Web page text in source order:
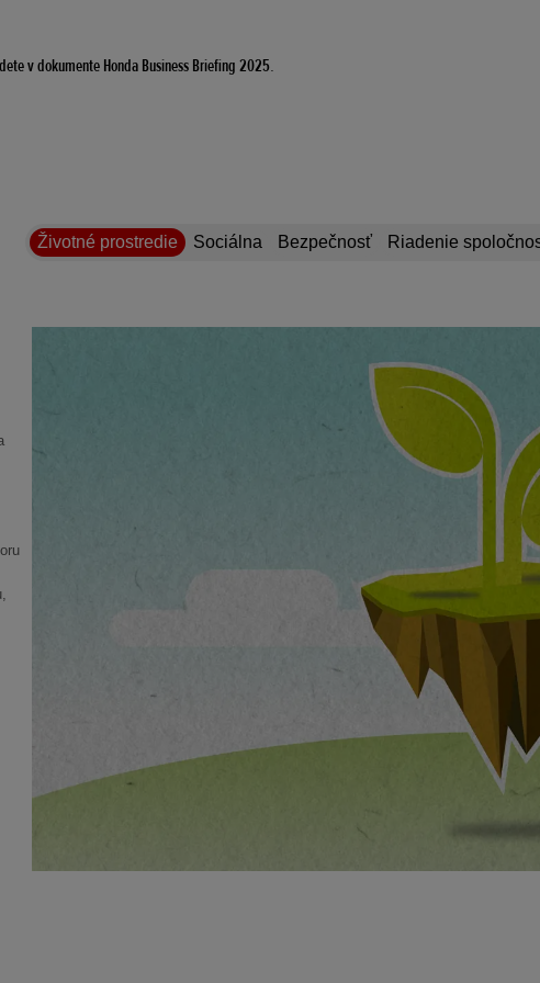
v dokumente Honda Business Briefing 2025.
Životné prostredie Sociálna Bezpečnosť Riadenie